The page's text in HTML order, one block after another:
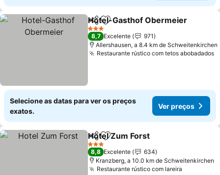
PartilharAdicionar aos favoritos
Hotel-Gasthof Obermeier
3 Estrelas
8,7 Excelente
971
Allershausen, a 8.4 km de Schweitenkirchen
Restaurante rústico com tetos abobadados
Selecione as datas para ver os preços
exatos.
Ver preços
PartilharAdicionar aos favoritos
Hotel Zum Forst
3 Estrelas
8,8 Excelente
634
Kranzberg, a 10.0 km de Schweitenkirchen
Restaurante rústico com lareira